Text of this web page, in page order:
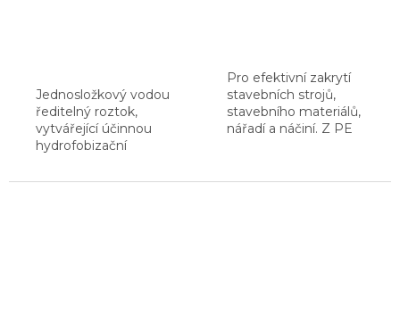
Jednosložkový vodou
ředitelný roztok,
vytvářející účinnou
hydrofobizační
savých podkladů.
Pro efektivní zakrytí
stavebních strojů,
stavebního materiálů,
nářadí a náčiní. Z PE
získat zakrývací,